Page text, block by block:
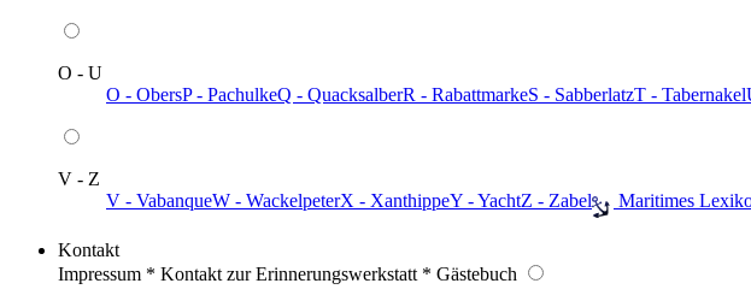
O - U
O - ObersP - PachulkeQ - QuacksalberR - RabattmarkeS - SabberlatzT - Tabernakel
V - Z
V - VabanqueW - WackelpeterX - XanthippeY - YachtZ - Zabel Maritimes
Kontakt
Impressum * Kontakt zur Erinnerungswerkstatt * Gästebuch